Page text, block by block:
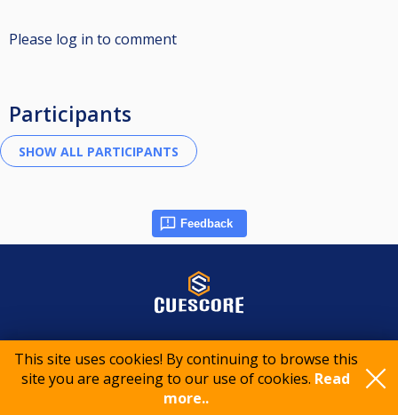
This site uses cookies! By continuing to browse this
site you are agreeing to our use of cookies. Read
more..
Please log in to comment
Participants
Feedback
© 2015-2026 CueScore International
Privacy policy